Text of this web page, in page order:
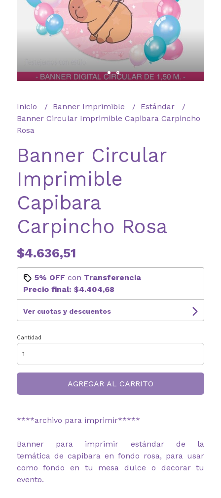
Inicio Banner Imprimible
Estándar
Banner Circular Imprimible Capibara Carpincho
Rosa
Banner Circular
Imprimible
Capibara
Carpincho Rosa
$4.636,51
5% OFF con Transferencia
Precio final: $4.404,68
Ver cuotas y descuentos
Cantidad
AGREGAR AL CARRITO
****archivo para imprimir*****
Banner para imprimir estándar de la
temática de capibara en fondo rosa, para usar
como fondo en tu mesa dulce o decorar tu
evento.